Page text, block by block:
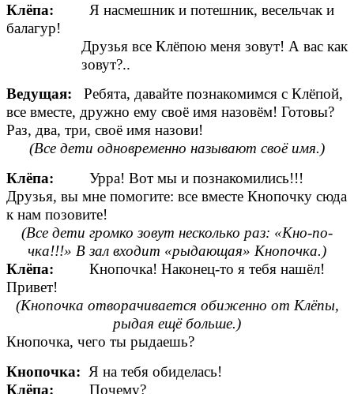
Клёпа:
Я насмешник и потешник, весельчак и
балагур!
Друзья все Клёпою меня зовут! А вас как
зовут?..
Ведущая:
Ребята, давайте познакомимся с Клёпой,
все вместе, дружно ему своё имя назовём! Готовы?
Раз, два, три, своё имя назови!
(Все дети одновременно называют своё имя.)
Клёпа:
Урра! Вот мы и познакомились!!!
Друзья, вы мне помогите: все вместе Кнопочку сюда
к нам позовите!
(Все дети громко зовут несколько раз: «Кно-по-
чка!!!» В зал входит «рыдающая» Кнопочка.)
Клёпа:
Кнопочка! Наконец-то я тебя нашёл!
Привет!
(Кнопочка отворачивается обиженно от Клёпы,
рыдая ещё больше.)
Кнопочка, чего ты рыдаешь?
Кнопочка: Я на тебя обиделась!
Клёпа:
Почему?